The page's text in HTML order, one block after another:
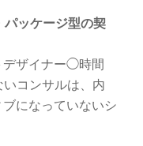
パッケージ型の契
ザイナー◯時間
コンサルは、内
になっていないシ